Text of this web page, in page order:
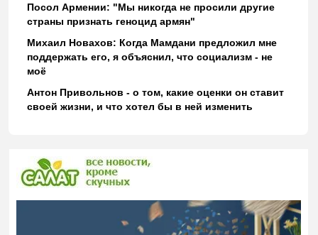
Посол Армении: "Мы никогда не просили другие
страны признать геноцид армян"
Михаил Новахов: Когда Мамдани предложил мне
поддержать его, я объяснил, что социализм - не
моё
Антон Привольнов - о том, какие оценки он ставит
своей жизни, и что хотел бы в ней изменить